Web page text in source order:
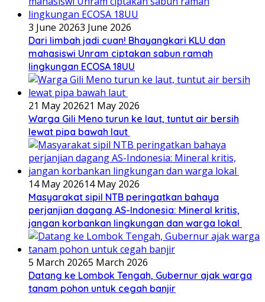
3 June 20263 June 2026
Dari limbah jadi cuan! Bhayangkari KLU dan
mahasiswi Unram ciptakan sabun ramah
lingkungan ECOSA 18UU
21 May 202621 May 2026
Warga Gili Meno turun ke laut, tuntut air bersih
lewat pipa bawah laut
14 May 202614 May 2026
Masyarakat sipil NTB peringatkan bahaya
perjanjian dagang AS-Indonesia: Mineral kritis,
jangan korbankan lingkungan dan warga lokal
5 March 20265 March 2026
Datang ke Lombok Tengah, Gubernur ajak warga
tanam pohon untuk cegah banjir